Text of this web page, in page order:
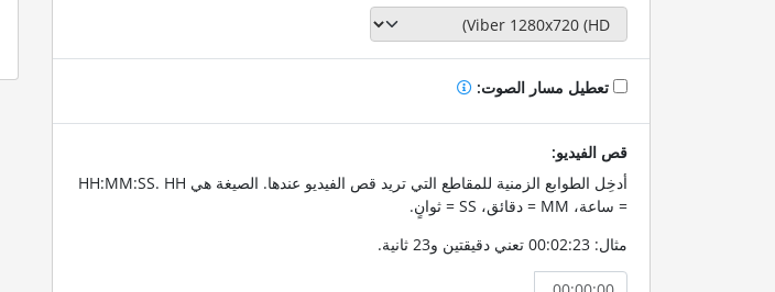
تعطيل مسار الصوت:
قص الفيديو:
أدخِل الطوابع الزمنية للمقاطع التي تريد قص الفيديو عندها. الصيغة هي HH:MM:SS. HH
= ساعة، MM = دقائق، SS = ثوانٍ.
مثال: 00:02:23 تعني دقيقتين و23 ثانية.